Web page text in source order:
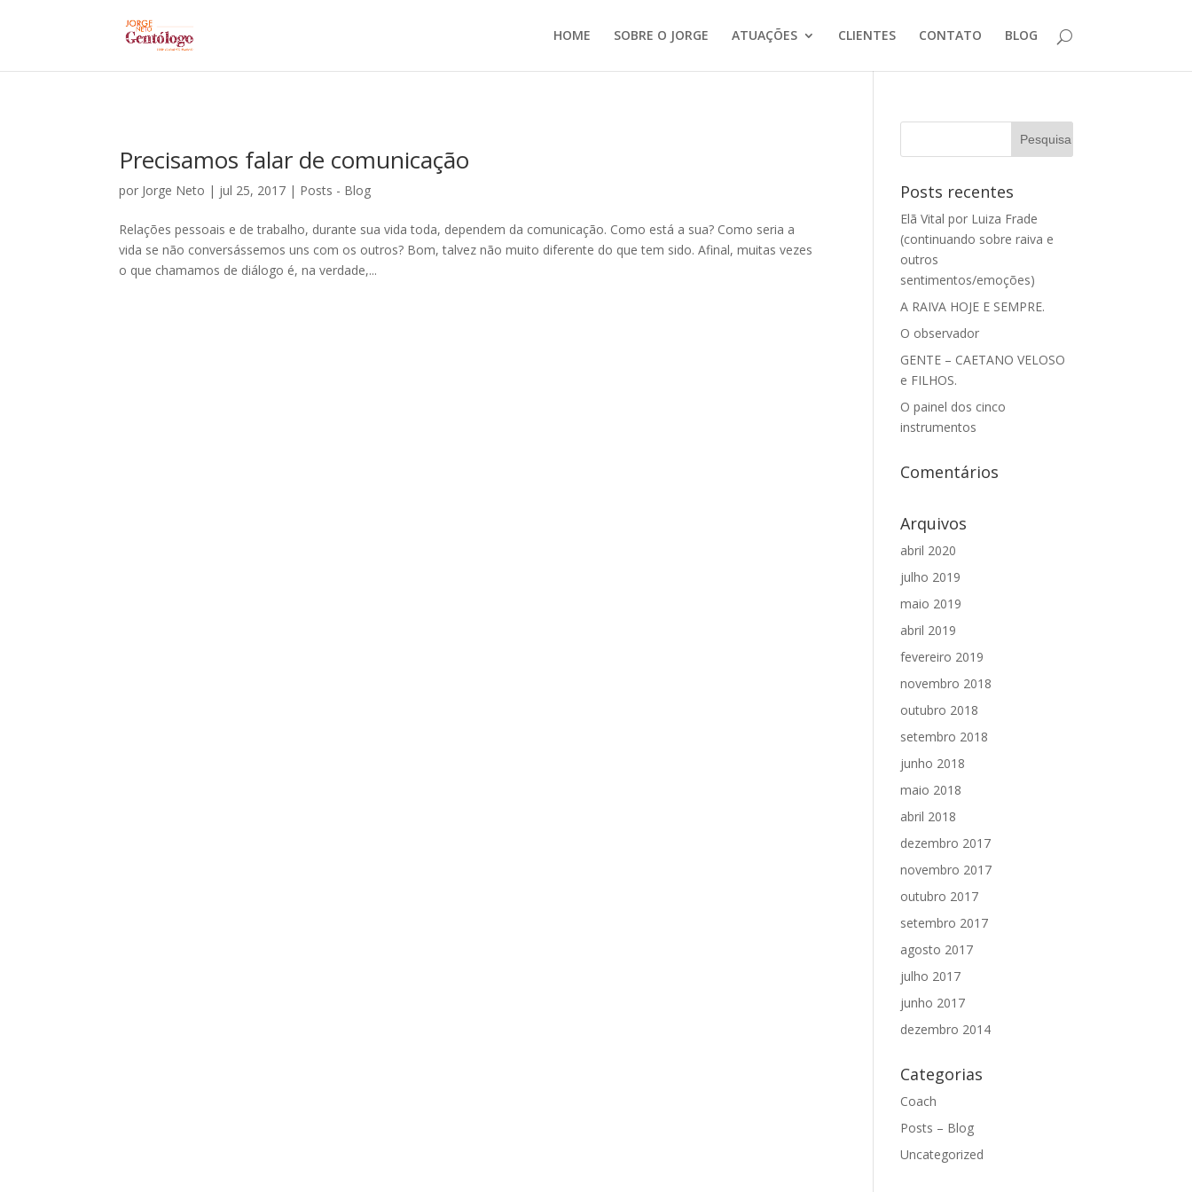
HOME SOBRE O JORGE ATUAÇÕES CLIENTES CONTATO BLOG
Precisamos falar de comunicação
por Jorge Neto | jul 25, 2017 | Posts - Blog
Relações pessoais e de trabalho, durante sua vida toda, dependem da comunicação. Como está a sua? Como seria a
vida se não conversássemos uns com os outros? Bom, talvez não muito diferente do que tem sido. Afinal, muitas vezes
o que chamamos de diálogo é, na verdade,...
Posts recentes
Elã Vital por Luiza Frade
(continuando sobre raiva e
outros
sentimentos/emoções)
A RAIVA HOJE E SEMPRE.
O observador
GENTE – CAETANO VELOSO
e FILHOS.
O painel dos cinco
instrumentos
Comentários
Arquivos
abril 2020
julho 2019
maio 2019
abril 2019
fevereiro 2019
novembro 2018
outubro 2018
setembro 2018
junho 2018
maio 2018
abril 2018
dezembro 2017
novembro 2017
outubro 2017
setembro 2017
agosto 2017
julho 2017
junho 2017
dezembro 2014
Categorias
Coach
Posts – Blog
Uncategorized